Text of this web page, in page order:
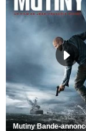
Mutiny Bande-